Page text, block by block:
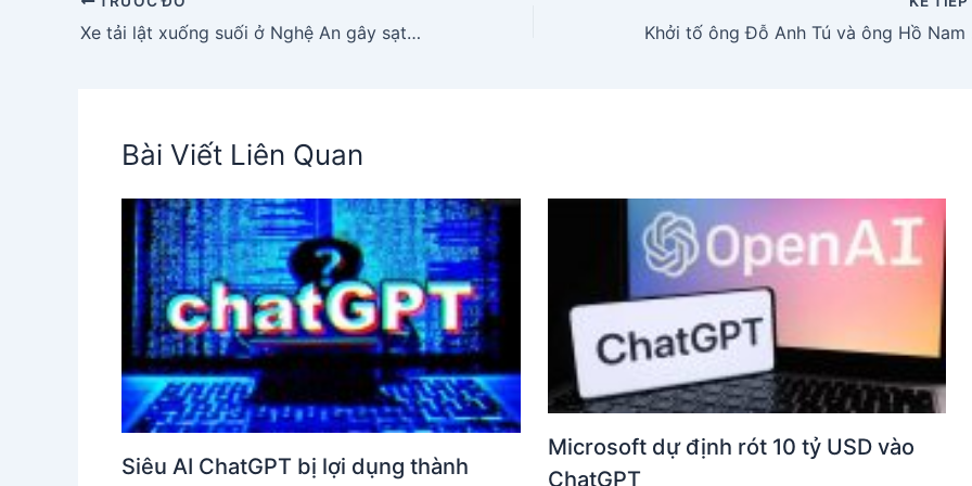
Xe tải lật xuống suối ở Nghệ An gây sạt lở và gián đoạn giao thông
Bài Viết Liên Quan
Siêu AI ChatGPT bị lợi dụng thành
Microsoft dự định rót 10 tỷ USD vào
ChatGPT